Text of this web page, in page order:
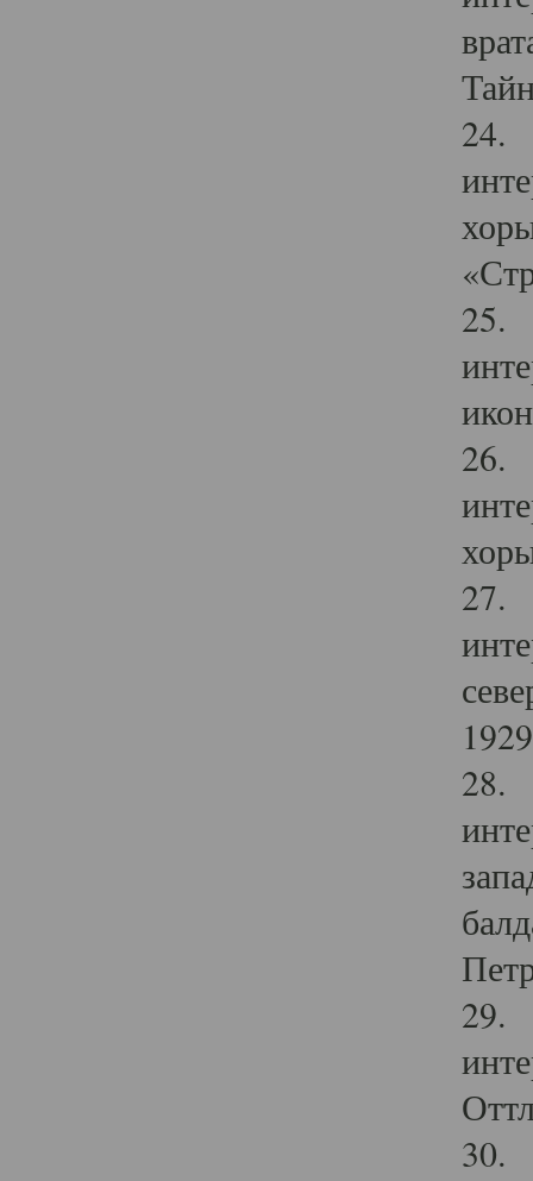
24.
25.
26.
27.
28.
29.
30.